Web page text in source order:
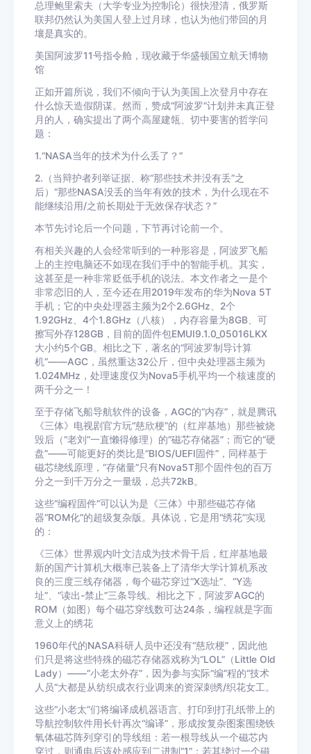
总理鲍里索夫（大学专业为控制论）很快澄清，俄罗斯
联邦仍然认为美国人登上过月球，也认为他们带回的月
壤是真实的。
美国阿波罗11号指令舱，现收藏于华盛顿国立航天博物
馆
正如开篇所说，我们不倾向于认为美国上次登月中存在
什么惊天造假阴谋。然而，赞成“阿波罗”计划并未真正登
月的人，确实提出了两个高屋建瓴、切中要害的哲学问
题：
1.“NASA当年的技术为什么丢了？”
2.（当辩护者列举证据、称“那些技术并没有丢”之
后）“那些NASA没丢的当年有效的技术，为什么现在不
能继续沿用/之前长期处于无效保存状态？”
本节先讨论后一个问题，下节再讨论前一个。
有相关兴趣的人会经常听到的一种形容是，阿波罗飞船
上的主控电脑还不如现在我们手中的智能手机。其实，
这甚至是一种非常贬低手机的说法。本文作者之一是个
非常恋旧的人，至今还在用2019年发布的华为Nova 5T
手机；它的中央处理器主频为2个2.6GHz、2个
1.92GHz、4个1.8GHz（八核），内存容量为8GB、可
擦写外存128GB，目前的固件包EMUI9.1.0_05016LKX
大小约5个GB。相比之下，著名的“阿波罗制导计算
机”——AGC，虽然重达32公斤，但中央处理器主频为
1.024MHz，处理速度仅为Nova5手机平均一个核速度的
两千分之一！
至于存储飞船导航软件的设备，AGC的“内存”，就是腾讯
《三体》电视剧官方玩“慈欣梗”的（红岸基地）那些被烧
毁后（“老刘”一直懒得修理）的“磁芯存储器”；而它的“硬
盘”——可能更好的类比是“BIOS/UEFI固件”，同样基于
磁芯绕线原理，“存储量”只有Nova5T那个固件包的百万
分之一到千万分之一量级，总共72kB。
这些“编程固件”可以认为是《三体》中那些磁芯存储
器“ROM化”的超级复杂版。具体说，它是用“绣花”实现
的：
《三体》世界观内叶文洁成为技术骨干后，红岸基地最
新的国产计算机大概率已装备上了清华大学计算机系改
良的三度三线存储器，每个磁芯穿过“X选址”、“Y选
址”、“读出-禁止”三条导线。相比之下，阿波罗AGC的
ROM（如图）每个磁芯穿线数可达24条，编程就是字面
意义上的绣花
1960年代的NASA科研人员中还没有“慈欣梗”，因此他
们只是将这些特殊的磁芯存储器戏称为“LOL”（Little Old
Lady）——“小老太外存”，因为参与实际“编”程的“技术
人员”大都是从纺织成衣行业调来的资深刺绣/织花女工。
这些“小老太”们将编译成机器语言、打印到打孔纸带上的
导航控制软件用长针再次“编译”，形成按复杂图案围绕铁
氧体磁芯阵列穿引的导线组：若一根导线从一个磁芯内
穿过，则通电后该处感应到二进制“1”；若其绕过一个磁